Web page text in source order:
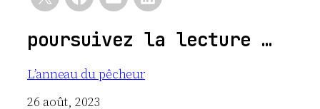
poursuivez la lecture …
L’anneau du pêcheur
Date
26 août, 2023